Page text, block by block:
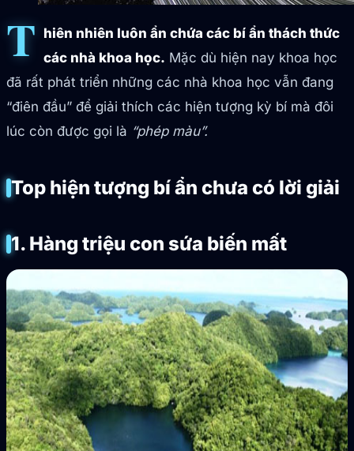
T hiên nhiên luôn ẩn chứa các bí ẩn thách thức
các nhà khoa học. Mặc dù hiện nay khoa học
đã rất phát triển những các nhà khoa học vẫn đang
“điên đầu” để giải thích các hiện tượng kỳ bí mà đôi
lúc còn được gọi là “phép màu”.
Top hiện tượng bí ẩn chưa có lời giải
1. Hàng triệu con sứa biến mất